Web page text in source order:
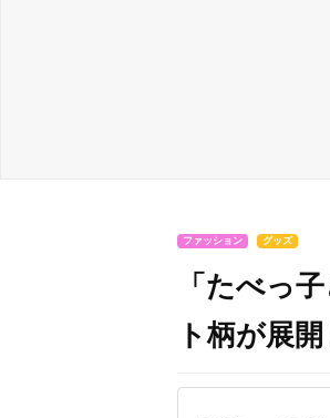
ファッション グッズ
「たべっ
ト柄が展